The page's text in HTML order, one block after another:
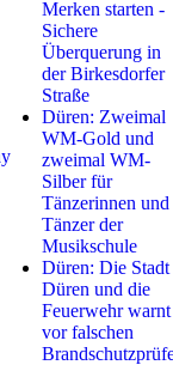
Merken starten -
Sichere
Überquerung in
der Birkesdorfer
Straße
Düren: Zweimal
WM-Gold und
zweimal WM-
Silber für
Tänzerinnen und
Tänzer der
Musikschule
Düren: Die Stadt
Düren und die
Feuerwehr warnt
vor falschen